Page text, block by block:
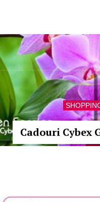
Cadouri Cybex